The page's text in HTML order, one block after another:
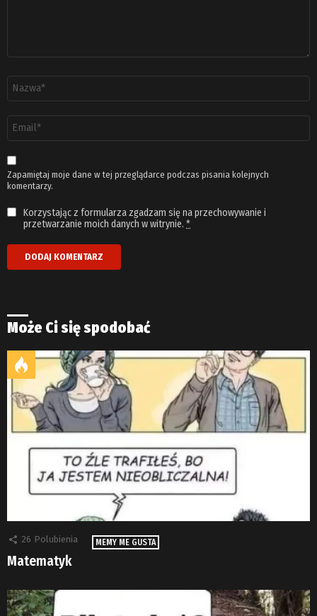
email
*
Zapamiętaj moje dane w tej przeglądarce podczas pisania kolejnych
komentarzy.
Korzystając z formularza zgadzam się na przechowywanie i
przetwarzanie moich danych w witrynie. *
Może Ci się spodobać
26 Polubienia MEMY ME GUSTA
Matematyk